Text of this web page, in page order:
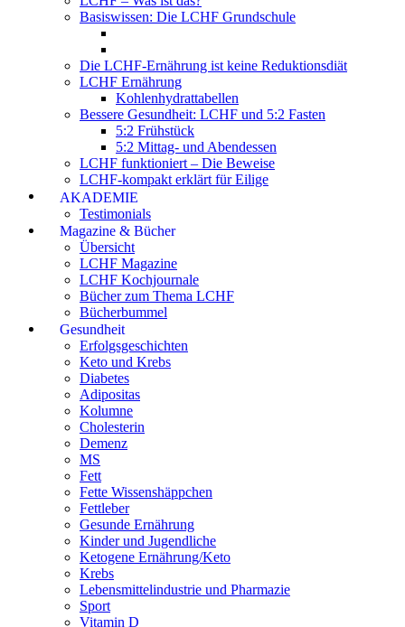
Basiswissen: Die LCHF Grundschule
Die LCHF-Ernährung ist keine Reduktionsdiät
LCHF Ernährung
Kohlenhydrattabellen
Bessere Gesundheit: LCHF und 5:2 Fasten
5:2 Frühstück
5:2 Mittag- und Abendessen
LCHF funktioniert – Die Beweise
LCHF-kompakt erklärt für Eilige
AKADEMIE
Testimonials
Magazine & Bücher
Übersicht
LCHF Magazine
LCHF Kochjournale
Bücher zum Thema LCHF
Bücherbummel
Gesundheit
Erfolgsgeschichten
Keto und Krebs
Diabetes
Adipositas
Kolumne
Cholesterin
Demenz
MS
Fett
Fette Wissenshäppchen
Fettleber
Gesunde Ernährung
Kinder und Jugendliche
Ketogene Ernährung/Keto
Krebs
Lebensmittelindustrie und Pharmazie
Sport
Vitamin D